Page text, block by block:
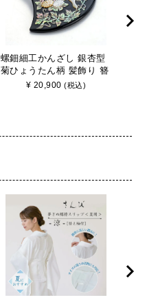
螺鈿細工かんざし 銀杏型
菊ひょうたん柄 髪飾り 簪
かんざし イチョウ型
¥ 20,900 (税込)